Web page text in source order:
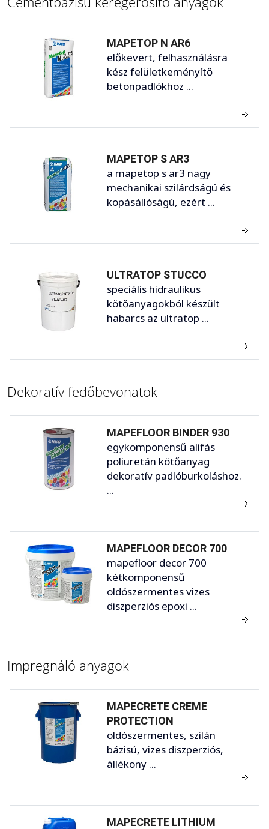
MAPETOP N AR6
előkevert, felhasználásra
kész felületkeményítő
betonpadlókhoz ...
MAPETOP S AR3
a mapetop s ar3 nagy
mechanikai szilárdságú és
kopásállóságú, ezért ...
ULTRATOP STUCCO
speciális hidraulikus
kötőanyagokból készült
habarcs az ultratop ...
Dekoratív fedőbevonatok
MAPEFLOOR BINDER 930
egykomponensű alifás
poliuretán kötőanyag
dekoratív padlóburkoláshoz.
...
MAPEFLOOR DECOR 700
mapefloor decor 700
kétkomponensű
oldószermentes vizes
diszperziós epoxi ...
Impregnáló anyagok
MAPECRETE CREME
PROTECTION
oldószermentes, szilán
bázisú, vizes diszperziós,
állékony ...
MAPECRETE LITHIUM